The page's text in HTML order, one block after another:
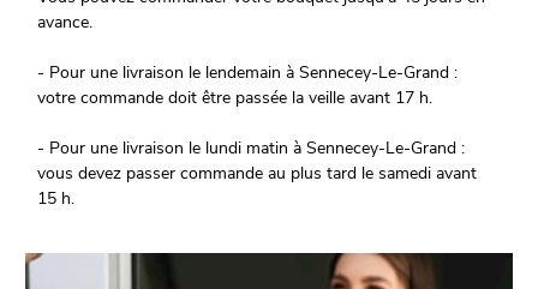
avance.
- Pour une livraison le lendemain à Sennecey-Le-Grand :
votre commande doit être passée la veille avant 17 h.
- Pour une livraison le lundi matin à Sennecey-Le-Grand :
vous devez passer commande au plus tard le samedi avant
15 h.